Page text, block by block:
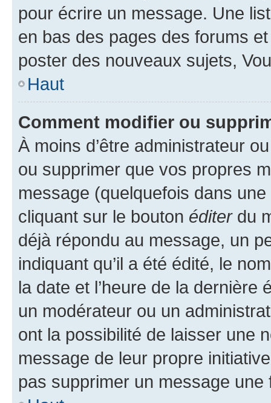
pour écrire un message. Une
en bas des pages des forums
poster des nouveaux sujets,
Haut
Comment modifier ou
À moins d’être administrateur
ou supprimer que vos propres
message (quelquefois dans
cliquant sur le bouton éditerdu
déjà répondu au message, un
indiquant qu’il a été édité, le
la date et l’heure de la dernière
un modérateur ou un
ont la possibilité de laisser une
message de leur propre
pas supprimer un message une